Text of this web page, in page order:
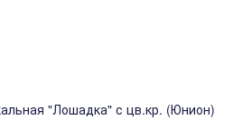
"Лошадка" с цв.кр. (Юнион)